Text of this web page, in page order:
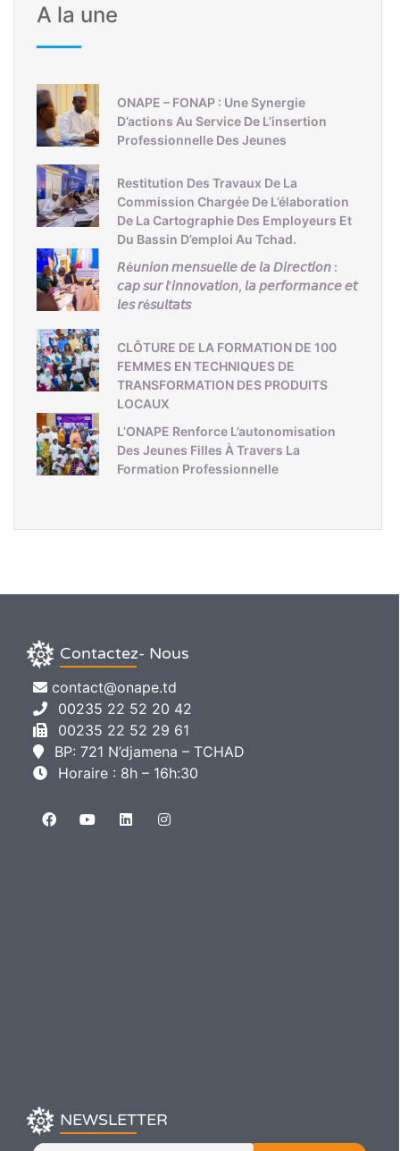
A la une
ONAPE – FONAP : Une Synergie
D’actions Au Service De L’insertion
Professionnelle Des Jeunes
Restitution Des Travaux De La
Commission Chargée De L’élaboration
De La Cartographie Des Employeurs Et
Du Bassin D’emploi Au Tchad.
𝘙é𝘶𝘯𝘪𝘰𝘯 𝘮𝘦𝘯𝘴𝘶𝘦𝘭𝘭𝘦 𝘥𝘦 𝘭𝘢 𝘋𝘪𝘳𝘦𝘤𝘵𝘪𝘰𝘯 :
𝘤𝘢𝘱 𝘴𝘶𝘳 𝘭’𝘪𝘯𝘯𝘰𝘷𝘢𝘵𝘪𝘰𝘯, 𝘭𝘢 𝘱𝘦𝘳𝘧𝘰𝘳𝘮𝘢𝘯𝘤𝘦 𝘦𝘵
𝘭𝘦𝘴 𝘳é𝘴𝘶𝘭𝘵𝘢𝘵𝘴
CLÔTURE DE LA FORMATION DE 100
FEMMES EN TECHNIQUES DE
TRANSFORMATION DES PRODUITS
LOCAUX
L’ONAPE Renforce L’autonomisation
Des Jeunes Filles À Travers La
Formation Professionnelle
Contactez- Nous
contact@onape.td
00235 22 52 20 42
00235 22 52 29 61
BP: 721 N’djamena – TCHAD
Horaire : 8h – 16h:30
NEWSLETTER